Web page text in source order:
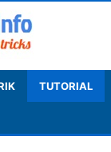
TUTORIAL